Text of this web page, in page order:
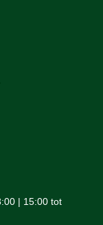
| 15:00 tot